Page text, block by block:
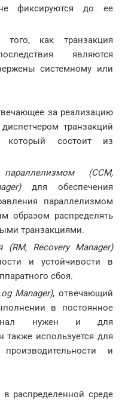
не фиксируются до ее
того, как транзакция
являются
системному или
за реализацию
транзакций
который состоит из
параллелизмом (CCM,
для обеспечения
параллелизмом
образом распределять
транзакциями.
(RM, Recovery Manager)
и устойчивости в
сбоя.
Manager), отвечающий
в постоянное
нужен и для
также используется для
и
в распределенной среде